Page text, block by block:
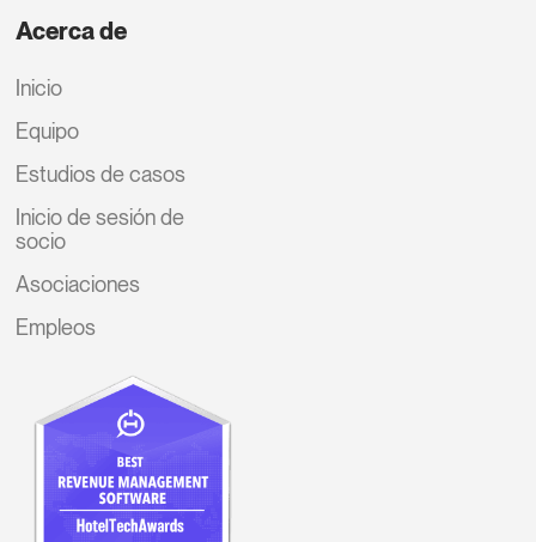
Acerca de
Inicio
Equipo
Estudios de casos
Inicio de sesión de
socio
Asociaciones
Empleos